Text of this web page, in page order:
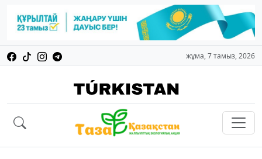
жұма, 7 тамыз, 2026